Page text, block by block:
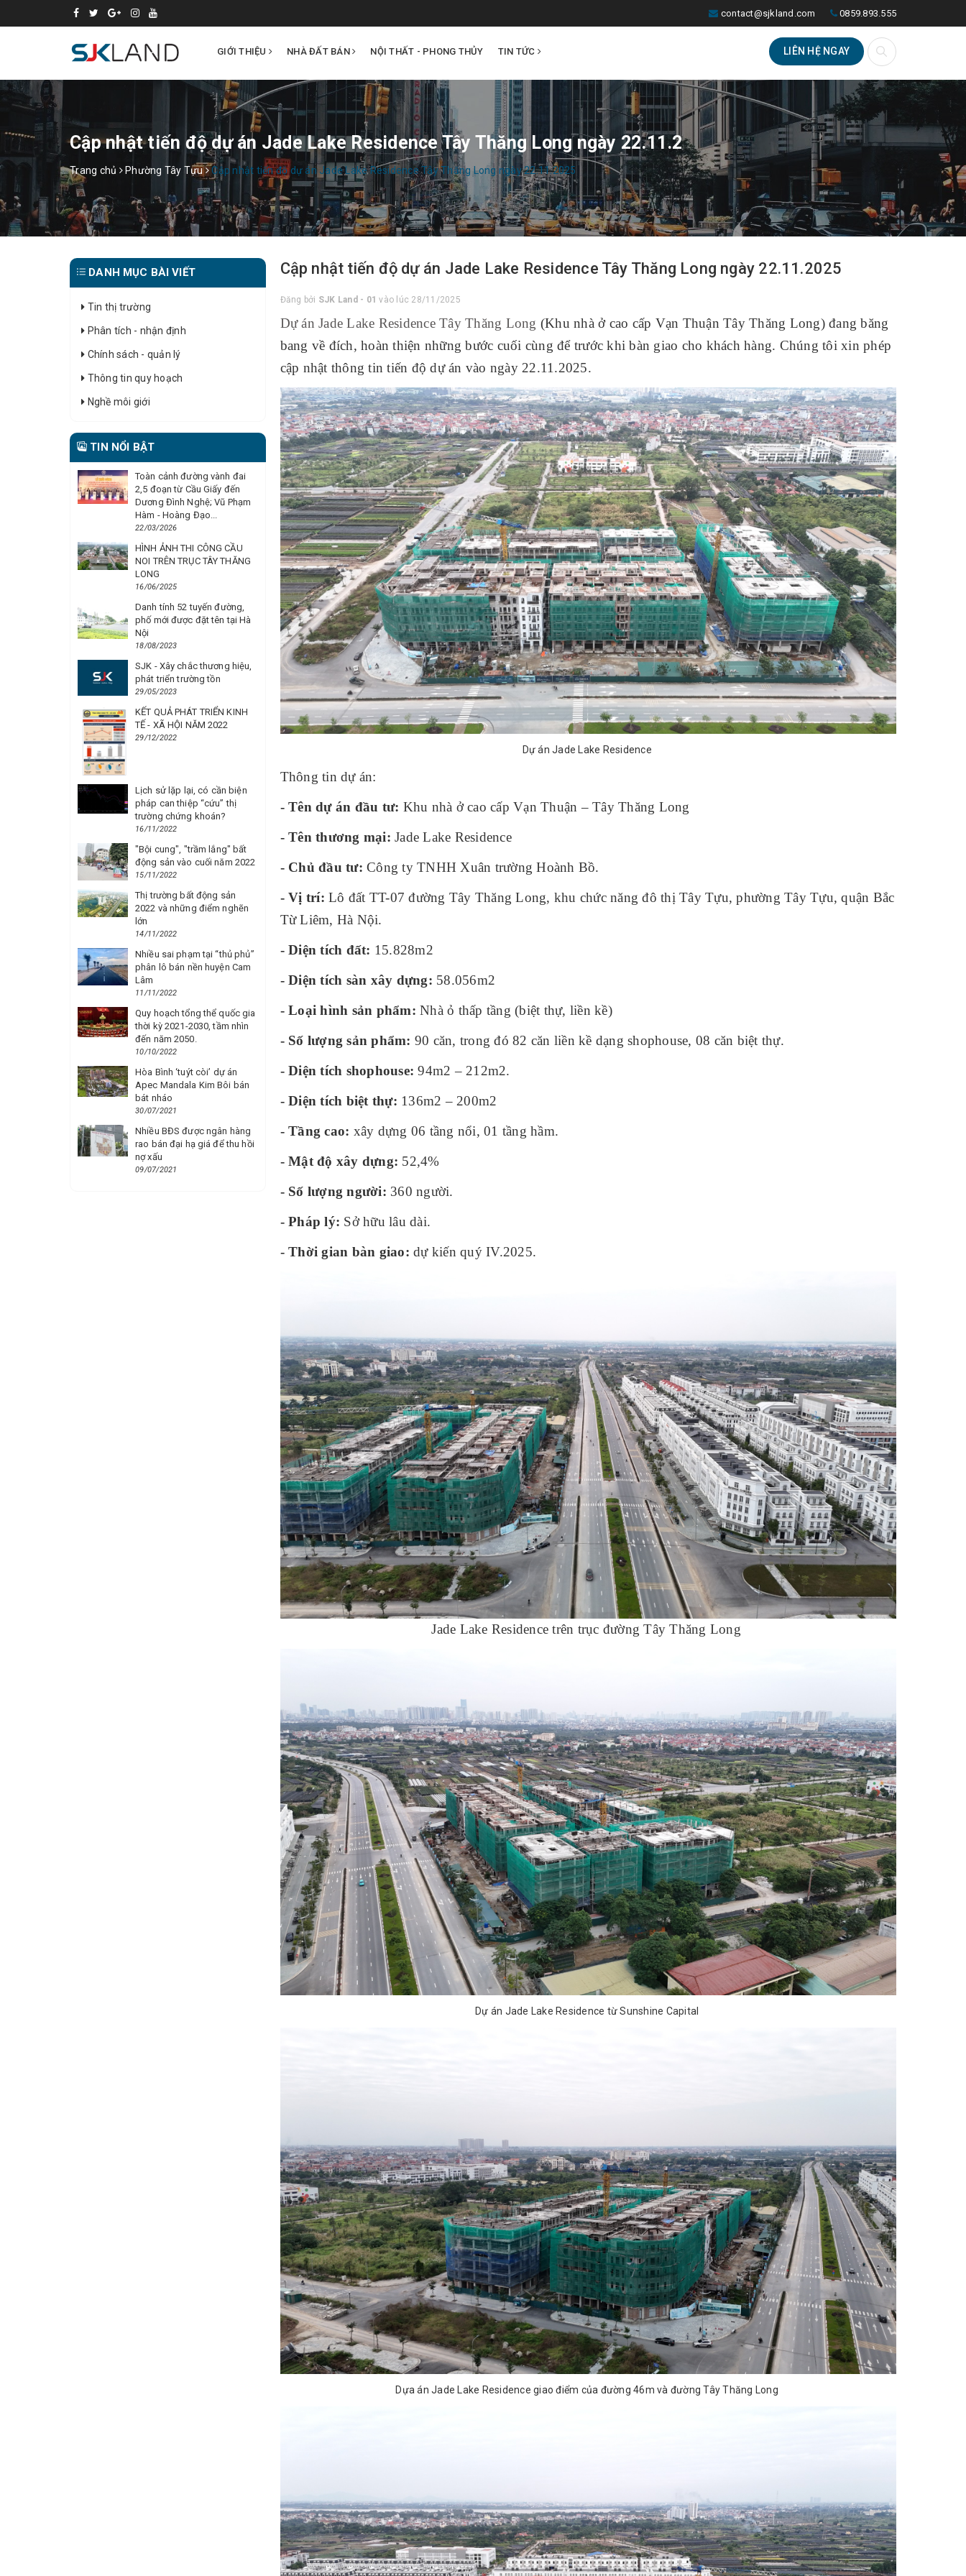
0859.893.555
contact@sjkland.com
GIỚI THIỆU NHÀ ĐẤT BÁN NỘI THẤT - PHONG THỦY TIN TỨC LIÊN HỆ NGAY
Cập nhật tiến độ dự án Jade Lake Residence Tây Thăng Long ngày 22.11.2
Trang chủ Phường Tây Tựu Cập nhật tiến độ dự án Jade Lake Residence Tây Thăng Long ngày 22.11.2025
Cập nhật tiến độ dự án Jade Lake Residence Tây Thăng Long ngày 22.11.2025
Đăng bởi SJK Land - 01 vào lúc 28/11/2025
Dự án Jade Lake Residence Tây Thăng Long (Khu nhà ở cao cấp Vạn Thuận Tây Thăng Long) đang băng
bang về đích, hoàn thiện những bước cuối cùng để trước khi bàn giao cho khách hàng. Chúng tôi xin phép
cập nhật thông tin tiến độ dự án vào ngày 22.11.2025.
Dự án Jade Lake Residence
Thông tin dự án:
- Tên dự án đầu tư: Khu nhà ở cao cấp Vạn Thuận – Tây Thăng Long
- Tên thương mại: Jade Lake Residence
- Chủ đầu tư: Công ty TNHH Xuân trường Hoành Bồ.
- Vị trí: Lô đất TT-07 đường Tây Thăng Long, khu chức năng đô thị Tây Tựu, phường Tây Tựu, quận Bắc
Từ Liêm, Hà Nội.
- Diện tích đất: 15.828m2
- Diện tích sàn xây dựng: 58.056m2
- Loại hình sản phẩm: Nhà ỏ thấp tầng (biệt thự, liền kề)
- Số lượng sản phẩm: 90 căn, trong đó 82 căn liền kề dạng shophouse, 08 căn biệt thự.
- Diện tích shophouse: 94m2 – 212m2.
- Diện tích biệt thự: 136m2 – 200m2
- Tầng cao: xây dựng 06 tầng nổi, 01 tầng hầm.
- Mật độ xây dựng: 52,4%
- Số lượng người: 360 người.
- Pháp lý: Sở hữu lâu dài.
- Thời gian bàn giao: dự kiến quý IV.2025.
Jade Lake Residence trên trục đường Tây Thăng Long
Dự án Jade Lake Residence từ Sunshine Capital
Dựa án Jade Lake Residence giao điểm của đường 46m và đường Tây Thăng Long
DANH MỤC BÀI VIẾT
Tin thị trường
Phân tích - nhận định
Chính sách - quản lý
Thông tin quy hoạch
Nghề môi giới
TIN NỔI BẬT
Toàn cảnh đường vành đai
2,5 đoạn từ Cầu Giấy đến
Dương Đình Nghệ; Vũ Phạm
Hàm - Hoàng Đạo...
22/03/2026
HÌNH ẢNH THI CÔNG CẦU
NOI TRÊN TRỤC TÂY THĂNG
LONG
16/06/2025
Danh tính 52 tuyến đường,
phố mới được đặt tên tại Hà
Nội
18/08/2023
SJK - Xây chắc thương hiệu,
phát triển trường tồn
29/05/2023
KẾT QUẢ PHÁT TRIỂN KINH
TẾ - XÃ HỘI NĂM 2022
29/12/2022
Lịch sử lặp lại, có cần biện
pháp can thiệp “cứu” thị
trường chứng khoán?
16/11/2022
"Bội cung", "trầm lắng" bất
động sản vào cuối năm 2022
15/11/2022
Thị trường bất động sản
2022 và những điểm nghẽn
lớn
14/11/2022
Nhiều sai phạm tại “thủ phủ”
phân lô bán nền huyện Cam
Lâm
11/11/2022
Quy hoạch tổng thể quốc gia
thời kỳ 2021-2030, tầm nhìn
đến năm 2050.
10/10/2022
Hòa Bình ‘tuýt còi’ dự án
Apec Mandala Kim Bôi bán
bát nháo
30/07/2021
Nhiều BĐS được ngân hàng
rao bán đại hạ giá để thu hồi
nợ xấu
09/07/2021